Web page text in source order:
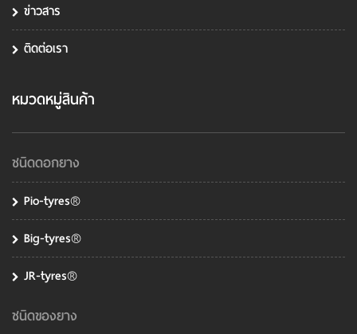
ข่าวสาร
ติดต่อเรา
หมวดหมู่สินค้า
ชนิดดอกยาง
Pio-tyres®
Big-tyres®
JR-tyres®
ชนิดของยาง